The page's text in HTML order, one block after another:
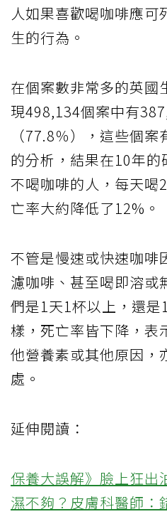
人如果喜歡喝咖啡應可
生的行為。
在個案數非常多的英國
現498,134個案中有
（77.8％），這些個
的分析，結果在10年
不喝咖啡的人，每天喝
亡率大約降低了12%。
不管是慢速或快速咖啡
濾咖啡、甚至喝即溶或
們是1天1杯以上，還
樣，死亡率皆下降，表
他營養素或其他原因，
處。
延伸閱讀：
保養大誤解》臉上狂出
濕不夠？皮膚科醫師：